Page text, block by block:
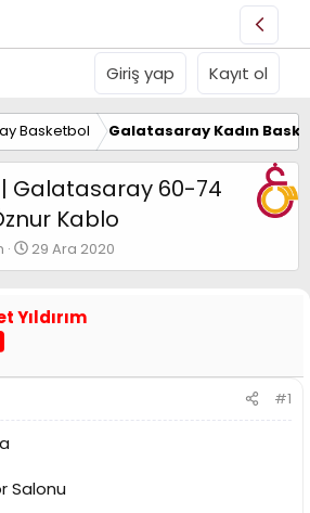
Giriş yap Kayıt ol
Basketbol Galatasaray Kadın
| Galatasaray 60-74
Kablo
B
a
a
ı
t
i
h
29 Ara 2020
Yıldırım
#1
Salonu